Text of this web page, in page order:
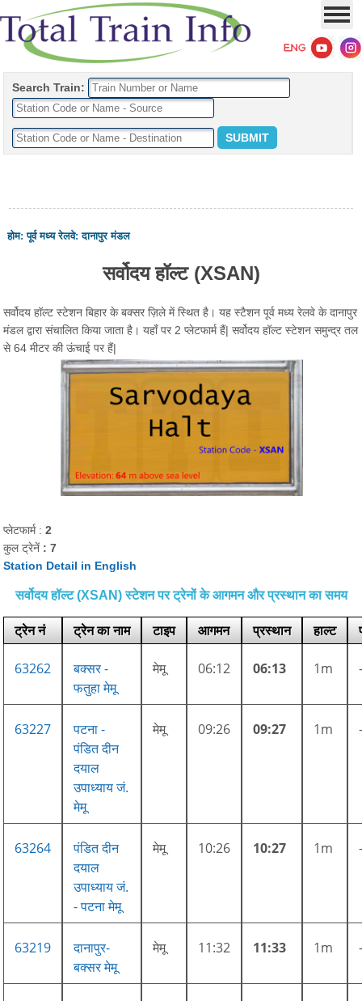
Search Train:
होम:पूर्व मध्य रेलवे:दानापुर मंडल
सर्वोदय हॉल्ट (XSAN)
सर्वोदय हॉल्ट स्टेशन बिहार के बक्सर ज़िले में स्थित है। यह स्टैशन पूर्व मध्य रेलवे के दानापुर
मंडल द्वारा संचालित किया जाता है। यहाँ पर 2 प्लेटफार्म हैं| सर्वोदय हॉल्ट स्टेशन समुन्द्र तल
से 64 मीटर की ऊंचाई पर हैं|
प्लेटफार्म :2
कुल ट्रेनें : 7
Station Detail in English
सर्वोदय हॉल्ट (XSAN) स्टेशन पर ट्रेनों के आगमन और प्रस्थान का समय
ट्रेन नं ट्रेन का नाम टाइप आगमन प्रस्थान हाल्ट
63262
बक्सर -
फतुहा मेमू
मेमू 06:12 06:13 1m
63227
पटना -
पंडित दीन
दयाल
उपाध्याय जं.
मेमू
मेमू 09:26 09:27 1m
63264
पंडित दीन
दयाल
उपाध्याय जं.
- पटना मेमू
मेमू 10:26 10:27 1m
63219
दानापुर-
बक्सर मेमू
मेमू 11:32 11:33 1m